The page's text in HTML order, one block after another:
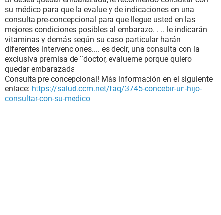
su médico para que la evalue y de indicaciones en una
consulta pre-concepcional para que llegue usted en las
mejores condiciones posibles al embarazo. . .. le indicarán
vitaminas y demás según su caso particular harán
diferentes intervenciones.... es decir, una consulta con la
exclusiva premisa de ¨doctor, evalueme porque quiero
quedar embarazada
Consulta pre concepcional! Más información en el siguiente
enlace: https://salud.ccm.net/faq/3745-concebir-un-hijo-
consultar-con-su-medico